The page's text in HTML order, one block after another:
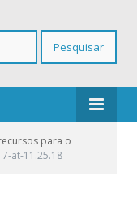
para o
at-11.25.18